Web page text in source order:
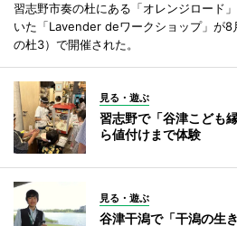
習志野市奏の杜にある「オレンジロード
いた「Lavender deワークショップ」が8
の杜3）で開催された。
見る・遊ぶ
習志野で「谷津こども
ら値付けまで体験
見る・遊ぶ
谷津干潟で「干潟の生